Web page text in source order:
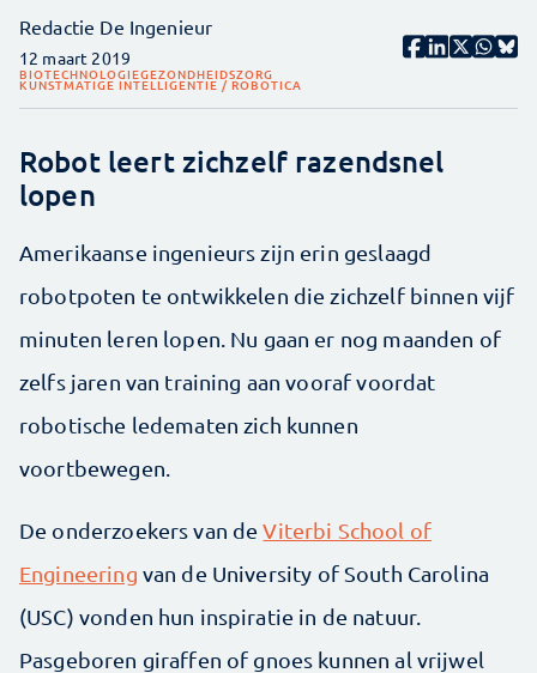
Redactie De Ingenieur
12 maart 2019
BIOTECHNOLOGIEGEZONDHEIDSZORG
KUNSTMATIGE INTELLIGENTIE / ROBOTICA
Robot leert zichzelf razendsnel
lopen
Amerikaanse ingenieurs zijn erin geslaagd
robotpoten te ontwikkelen die zichzelf binnen vijf
minuten leren lopen. Nu gaan er nog maanden of
zelfs jaren van training aan vooraf voordat
robotische ledematen zich kunnen
voortbewegen.
De onderzoekers van deViterbi School of
Engineering van de University of South Carolina
(USC) vonden hun inspiratie in de natuur.
Pasgeboren giraffen of gnoes kunnen al vrijwel